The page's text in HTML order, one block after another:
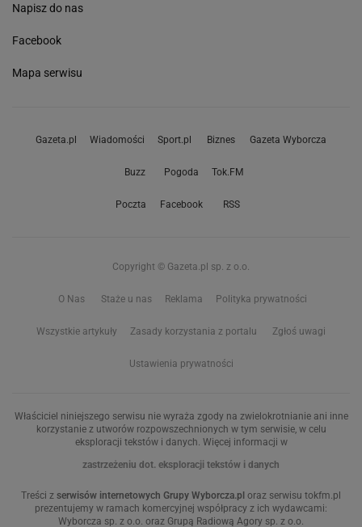
Napisz do nas
Facebook
Mapa serwisu
Gazeta.pl Wiadomości Sport.pl Biznes Gazeta Wyborcza
Buzz Pogoda Tok.FM
Poczta Facebook RSS
Copyright © Gazeta.pl sp. z o.o.
O Nas Staże u nas Reklama Polityka prywatności
Wszystkie artykuły Zasady korzystania z portalu Zgłoś uwagi
Ustawienia prywatności
Właściciel niniejszego serwisu nie wyraża zgody na zwielokrotnianie ani inne
korzystanie z utworów rozpowszechnionych w tym serwisie, w celu
eksploracji tekstów i danych. Więcej informacji w
zastrzeżeniu dot. eksploracji tekstów i danych
Treści z serwisów internetowych Grupy Wyborcza.pl oraz serwisu tokfm.pl
prezentujemy w ramach komercyjnej współpracy z ich wydawcami:
Wyborcza sp. z o.o. oraz Grupą Radiową Agory sp. z o.o.